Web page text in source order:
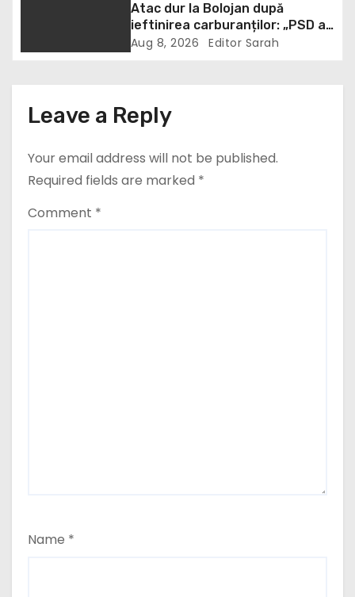
i
n
Atac dur la Bolojan după
ieftinirea carburanților: „PSD a
scris legea. Dumneavoastră ați
Aug 8, 2026 Editor Sarah
Leave a Reply
Your email address will not be published.
Required fields are marked *
Comment *
Name *